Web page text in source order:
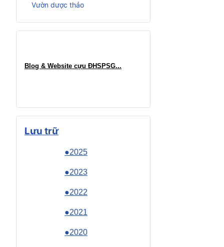
Vườn dược thảo
Blog & Website cựu ĐHSPSG...
Lưu trữ
●2025
●2023
●2022
●2021
●2020